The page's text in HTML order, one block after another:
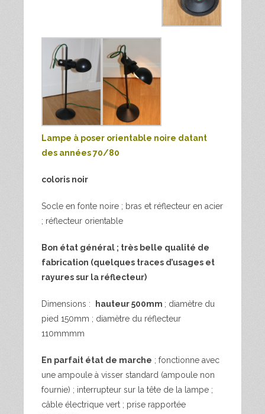
Lampe à poser orientable noire datant
des années 70/80
coloris noir
Socle en fonte noire ; bras et réflecteur en acier
; réflecteur orientable
Bon état général ; très belle qualité de
fabrication (quelques traces d’usages et
rayures sur la réflecteur)
Dimensions : hauteur 500mm ; diamètre du
pied 150mm ; diamètre du réflecteur
110mmmm
En parfait état de marche ; fonctionne avec
une ampoule à visser standard (ampoule non
fournie) ; interrupteur sur la tête de la lampe ;
câble électrique vert ; prise rapportée